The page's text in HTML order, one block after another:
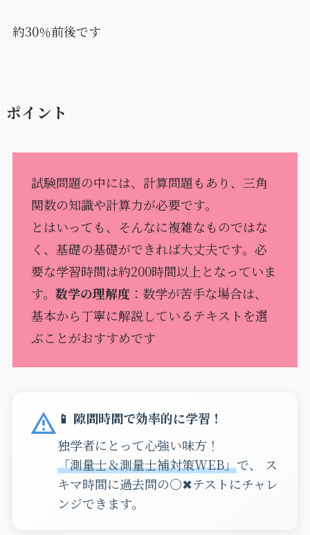
約30％前後です
ポイント
試験問題の中には、計算問題もあり、三角
関数の知識や計算力が必要です。
とはいっても、そんなに複雑なものではな
く、基礎の基礎ができれば大丈夫です。必
要な学習時間は約200時間以上となっていま
す。 数学の理解度 ：数学が苦手な場合は、
基本から丁寧に解説しているテキストを選
ぶことがおすすめです
📱 隙間時間で効率的に学習！
独学者にとって心強い味方！
「測量士＆測量士補対策WEB」で、 ス
キマ時間に過去問の○✖テストにチャレ
ンジできます。